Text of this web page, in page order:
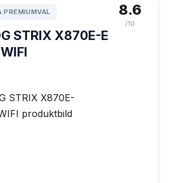
PREMIUMVAL
STRIX X870E-E
8.6
/10